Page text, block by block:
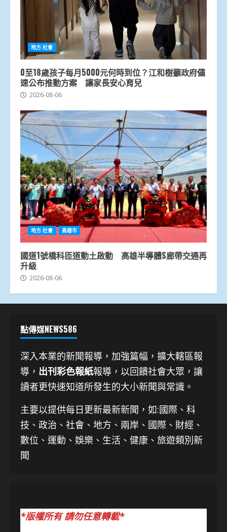
地方.社會
0至18歲孩子每月5000元何時到位？江和樹籲政府儘
速公布推動方案 讓家長安心育兒
2026-08-06
地方.社會 高雄市
國道1號橋科匝道動土啟動 高雄半導體S廊帶交通再
升級
2026-08-06
點傳媒NEWS586
深入本業的新聞報導，加強篇幅，擴大轄區報
導， 出刊彩色報紙報導，以回饋社會大眾，讓
讀者更快速知道所發生的大小新聞與常識。
主要以提供每日更新最新新聞 ，如:國際、科
技、 政治、社會、地方、兩岸、國際、財經、
數位、運動、娛樂、生活、健康、旅遊類別新
聞
*版權所有 請勿任意轉載*